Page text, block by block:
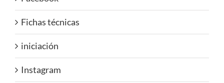
Fichas técnicas
iniciación
Instagram